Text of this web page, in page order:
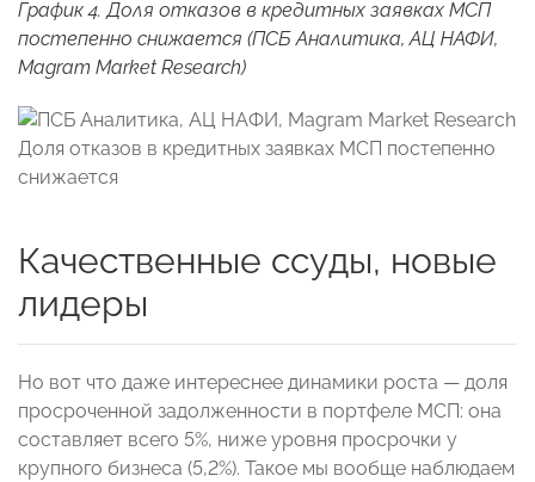
График 4. Доля отказов в кредитных заявках МСП
постепенно снижается (ПСБ Аналитика, АЦ НАФИ,
Magram Market Research)
Качественные ссуды, новые
лидеры
Но вот что даже интереснее динамики роста — доля
просроченной задолженности в портфеле МСП: она
составляет всего 5%, ниже уровня просрочки у
крупного бизнеса (5,2%). Такое мы вообще наблюдаем